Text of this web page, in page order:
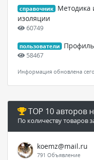
справочник
Методика
изоляции
60749
пользователи
58467
Информация обновлена
TOP 10 авторов
По количеству товаров
koemz@mail.ru
791 Объявление